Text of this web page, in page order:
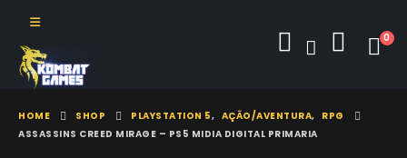
0
HOME SHOP PLAYSTATION 5, AÇÃO/AVENTURA, RPG
ASSASSINS CREED MIRAGE – PS5 MIDIA DIGITAL PRIMARIA